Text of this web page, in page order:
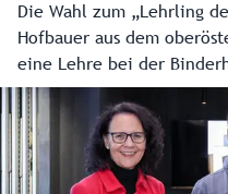
Die Wahl zum „Lehrling
Hofbauer aus dem
eine Lehre bei der
Salzburg zum
Wirtschaftskammer
den Lehrling des Monats.